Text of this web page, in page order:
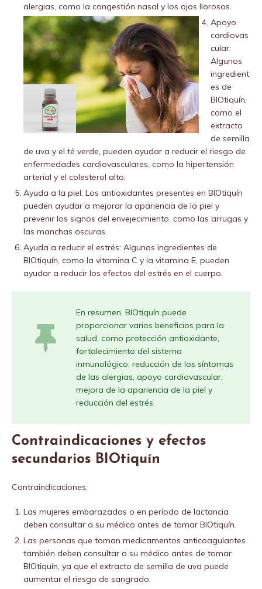
alergias, como la congestión nasal y los ojos llorosos.
Apoyo
cardiovas
cular:
Algunos
ingredient
es de
BIOtiquín,
como el
extracto
de semilla
de uva y el té verde, pueden ayudar a reducir el riesgo de
enfermedades cardiovasculares, como la hipertensión
arterial y el colesterol alto.
Ayuda a la piel: Los antioxidantes presentes en BIOtiquín
pueden ayudar a mejorar la apariencia de la piel y
prevenir los signos del envejecimiento, como las arrugas y
las manchas oscuras.
Ayuda a reducir el estrés: Algunos ingredientes de
BIOtiquín, como la vitamina C y la vitamina E, pueden
ayudar a reducir los efectos del estrés en el cuerpo.
En resumen, BIOtiquín puede
proporcionar varios beneficios para la
salud, como protección antioxidante,
fortalecimiento del sistema
inmunológico, reducción de los síntomas
de las alergias, apoyo cardiovascular,
mejora de la apariencia de la piel y
reducción del estrés.
Contraindicaciones y efectos
secundarios BIOtiquín
Contraindicaciones:
Las mujeres embarazadas o en período de lactancia
deben consultar a su médico antes de tomar BIOtiquín.
Las personas que toman medicamentos anticoagulantes
también deben consultar a su médico antes de tomar
BIOtiquín, ya que el extracto de semilla de uva puede
aumentar el riesgo de sangrado.